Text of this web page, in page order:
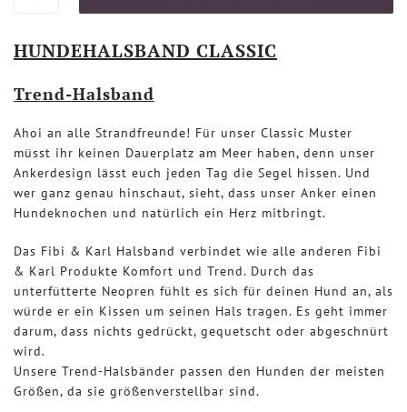
HUNDEHALSBAND CLASSIC
Trend-Halsband
Ahoi an alle Strandfreunde! Für unser Classic Muster
müsst ihr keinen Dauerplatz am Meer haben, denn unser
Ankerdesign lässt euch jeden Tag die Segel hissen. Und
wer ganz genau hinschaut, sieht, dass unser Anker einen
Hundeknochen und natürlich ein Herz mitbringt.
Das Fibi & Karl Halsband verbindet wie alle anderen Fibi
& Karl Produkte Komfort und Trend. Durch das
unterfütterte Neopren fühlt es sich für deinen Hund an, als
würde er ein Kissen um seinen Hals tragen. Es geht immer
darum, dass nichts gedrückt, gequetscht oder abgeschnürt
wird.
Unsere Trend-Halsbänder passen den Hunden der meisten
Größen, da sie größenverstellbar sind.